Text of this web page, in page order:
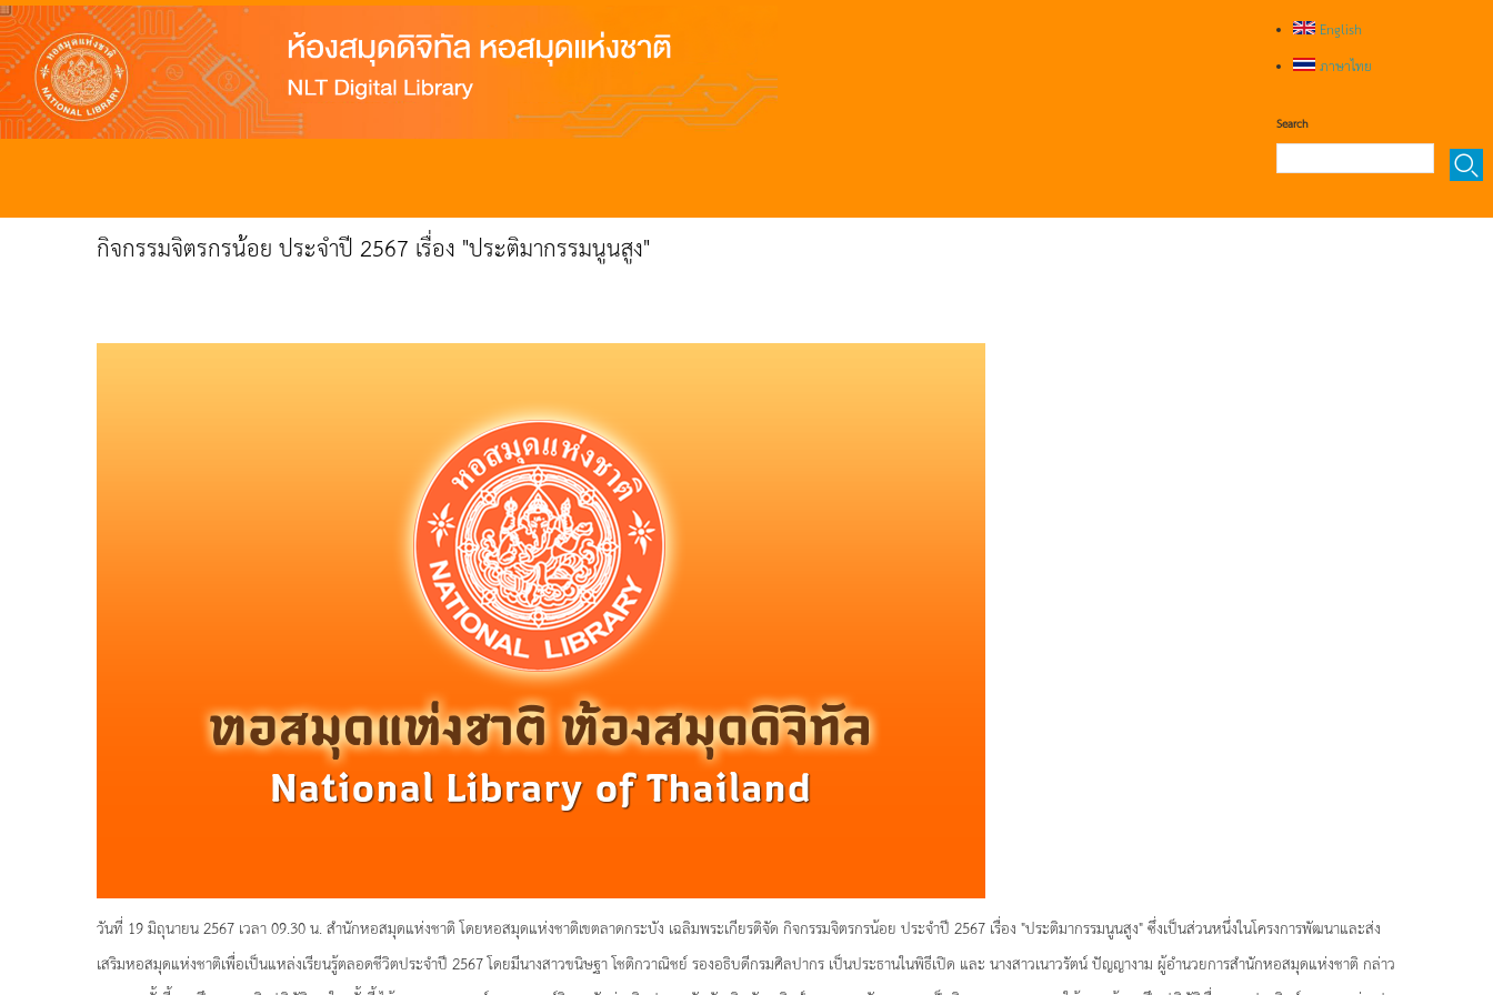
English
ภาษาไทย
Search
กิจกรรมจิตรกรน้อย ประจำปี 2567 เรื่อง "ประติมากรรมนูนสูง"
วันที่ 19 มิถุนายน 2567 เวลา 09.30 น. สำนักหอสมุดแห่งชาติ โดยหอสมุดแห่งชาติเขตลาดกระบัง เฉลิมพระเกียรติจัด กิจกรรมจิตรกรน้อย ประจำปี 2567 เรื่อง "ประติมากรรมนูนสูง" ซึ่งเป็นส่วนหนึ่งในโครงการพัฒนาและส่ง
เสริมหอสมุดแห่งชาติเพื่อเป็นแหล่งเรียนรู้ตลอดชีวิตประจำปี 2567 โดยมีนางสาวขนิษฐา โชติกวาณิชย์ รองอธิบดีกรมศิลปากร เป็นประธานในพิธีเปิด และ นางสาวเนาวรัตน์ ปัญญางาม ผู้อำนวยการสำนักหอสมุดแห่งชาติ กล่าว